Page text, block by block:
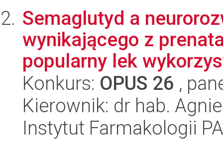
Semaglutyd a
wynikającego z
popularny lek
Konkurs: OPUS 26 ,
Kierownik: dr hab.
Instytut Farmakologii